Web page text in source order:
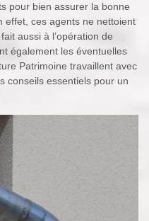
pour bien assurer la bonne
effet, ces agents ne nettoient
aussi à l’opération de
également les éventuelles
Patrimoine travaillent avec
conseils essentiels pour un